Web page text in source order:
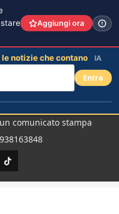
comunicato stampa
TikTok
Aggiungi ora
notizie che contano IA
Entra